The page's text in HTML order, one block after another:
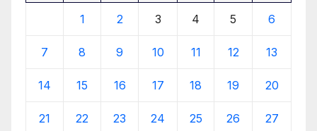
1 2 3 4 5 6
7 8 9 10 11 12 13
14 15 16 17 18 19 20
21 22 23 24 25 26 27